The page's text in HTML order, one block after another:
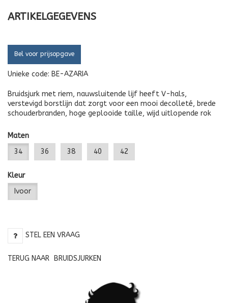
ARTIKELGEGEVENS
Bel voor prijsopgave
Unieke code: BE-AZARIA
Bruidsjurk met riem, nauwsluitende lijf heeft V-hals,
verstevigd borstlijn dat zorgt voor een mooi decolleté, brede
schouderbranden, hoge geplooide taille, wijd uitlopende rok
Maten
34
36 38 40 42
Kleur
Ivoor
STEL EEN VRAAG
TERUG NAAR BRUIDSJURKEN